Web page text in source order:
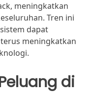
meningkatkan
Tren ini
dapat
meningkatkan
di